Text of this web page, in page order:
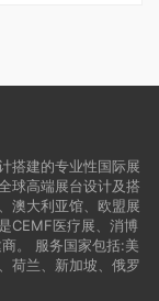
搭建的专业性国际展
球高端展台设计及搭
澳大利亚馆、欧盟展
CEMF医疗展、消博
。 服务国家包括:美
荷兰、新加坡、俄罗